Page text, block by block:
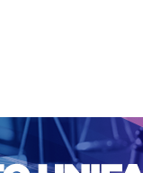
CADASTRO
A 100 WEBMAIL